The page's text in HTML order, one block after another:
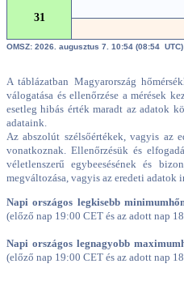
31
OMSZ: 2026. augusztus 7. 10:54 (08:54 UTC)
A táblázatban Magyarország
válogatása és ellenőrzése a mérések
esetleg hibás érték maradt az adatok
adataink.
Az abszolút szélsőértékek, vagyis az
vonatkoznak. Ellenőrzésük és
véletlenszerű egybeesésének és
megváltozása, vagyis az eredeti
Napi országos legkisebb
(előző nap 19:00 CET és az adott nap
Napi országos legnagyobb
(előző nap 19:00 CET és az adott nap